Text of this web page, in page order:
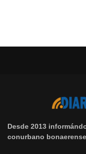
Desde 2013
conurbano